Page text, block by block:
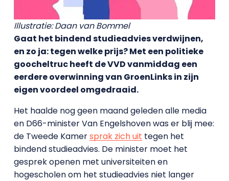
Illustratie: Daan van Bommel
Gaat het bindend studieadvies verdwijnen,
en zo ja: tegen welke prijs? Met een politieke
goocheltruc heeft de VVD vanmiddag een
eerdere overwinning van GroenLinks in zijn
eigen voordeel omgedraaid.
Het haalde nog geen maand geleden alle media
en D66-minister Van Engelshoven was er blij mee:
de Tweede Kamersprak zich uit tegen het
bindend studieadvies. De minister moet het
gesprek openen met universiteiten en
hogescholen om het studieadvies niet langer